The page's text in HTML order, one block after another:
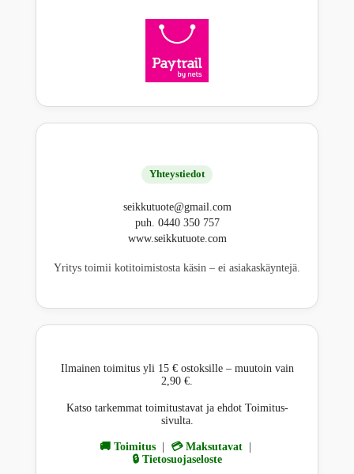
Yhteystiedot
seikkutuote@gmail.com
puh. 0440 350 757
www.seikkutuote.com
Yritys toimii kotitoimistosta käsin – ei asiakaskäyntejä.
Ilmainen toimitus yli 15 € ostoksille – muutoin vain
2,90 €.
Katso tarkemmat toimitustavat ja ehdot Toimitus-
sivulta.
🚚 Toimitus 💳 Maksutavat
🔒 Tietosuojaseloste